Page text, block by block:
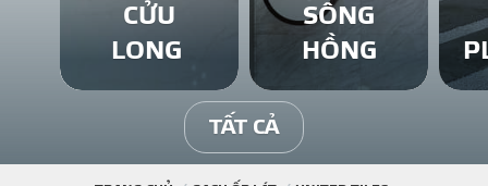
BÊ TÔNG KHÍ
NGÓI LỢP
CỬU
LONG
SÔNG
HỒNG
TẤT CẢ